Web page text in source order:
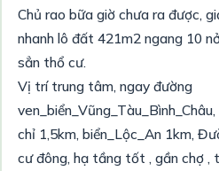
Chủ rao bữa giờ chưa ra được,
nhanh lô đất 421m2 ngang 10
sẳn thổ cư.
Vị trí trung tâm, ngay đường
chỉ 1,5km, biển_Lộc_An 1km,
cư đông, hạ tầng tốt , gần chợ ,